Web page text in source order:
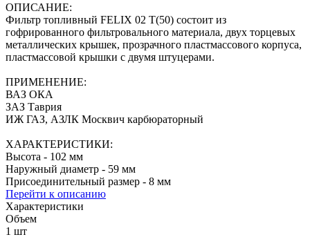
ОПИСАНИЕ:
Фильтр топливный FELIX 02 T(50) состоит из
гофрированного фильтровального материала, двух торцевых
металлических крышек, прозрачного пластмассового корпуса,
пластмассовой крышки с двумя штуцерами.
ПРИМЕНЕНИЕ:
ВАЗ ОКА
ЗАЗ Таврия
ИЖ ГАЗ, АЗЛК Москвич карбюраторный
ХАРАКТЕРИСТИКИ:
Высота - 102 мм
Наружный диаметр - 59 мм
Присоединительный размер - 8 мм
Перейти к описанию
Характеристики
Объем
1 шт